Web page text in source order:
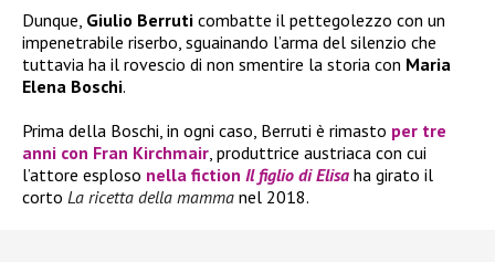
Dunque, Giulio Berruti combatte il pettegolezzo con un
impenetrabile riserbo, sguainando l’arma del silenzio che
tuttavia ha il rovescio di non smentire la storia con Maria
Elena Boschi.
Prima della Boschi, in ogni caso, Berruti è rimasto per tre
anni con Fran Kirchmair, produttrice austriaca con cui
l’attore esploso nella fiction Il figlio di Elisa ha girato il
corto La ricetta della mamma nel 2018.